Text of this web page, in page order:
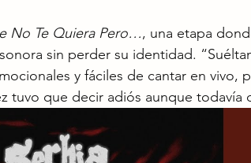
No Te Quiera Pero…, una etapa
sin perder su identidad.
y fáciles de cantar en vivo,
tuvo que decir adiós aunque todavía